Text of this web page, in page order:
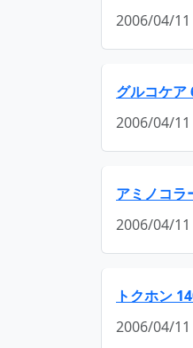
2006/04/11
グルコケア
2006/04/11
アミノコラ
2006/04/11
トクホン
2006/04/11